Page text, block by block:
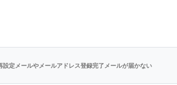
設定メールやメールアドレス登録完了メールが届かない